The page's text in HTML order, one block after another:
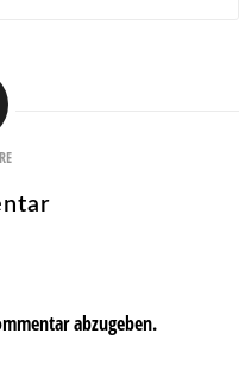
abzugeben.